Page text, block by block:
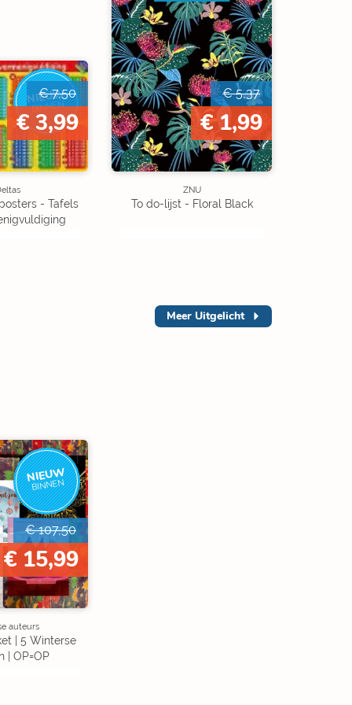
NIEUW
BINNEN
€ 7,50
€ 3,99
- Tafels
€ 5,37
€ 1,99
ZNU
To do-lijst - Floral Black
Meer Uitgelicht
NIEUW
BINNEN
€ 107,50
€ 15,99
auteurs
| 5 Winterse
| OP=OP